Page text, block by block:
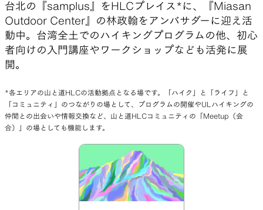
TOPS
山道具として考えられたクロー
ジング
BOTTOMS
機能的な5ポケットを持つパン
ツ＆ショーツ
風や雨、寒さを防ぐシェル
ハイキングのためのヘッドウ
台北の『samplus』をHLCプレイス*に、『Miasan
Outdoor Center』の林政翰をアンバサダーに迎え活
動中。台湾全土でのハイキングプログラムの他、初心
者向けの入門講座やワークショップなども活発に展
開。
*各エリアの山と道HLCの活動拠点となる場です。「ハイク」と「ライフ」と
「コミュニティ」のつながりの場として、プログラムの開催やULハイキングの
仲間との出会いや情報交換など、山と道HLCコミュニティの「Meetup（会
合）」の場としても機能します。